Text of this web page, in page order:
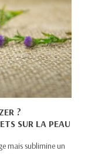
?
SUR LA PEAU
mais sublimine un